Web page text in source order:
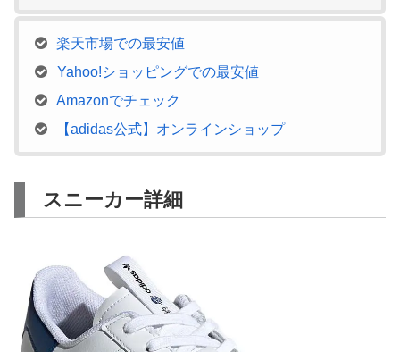
楽天市場での最安値
Yahoo!ショッピングでの最安値
Amazonでチェック
【adidas公式】オンラインショップ
スニーカー詳細